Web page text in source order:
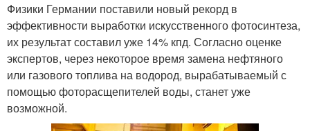
Физики Германии поставили новый рекорд в
эффективности выработки искусственного фотосинтеза,
их результат составил уже 14% кпд. Согласно оценке
экспертов, через некоторое время замена нефтяного
или газового топлива на водород, вырабатываемый с
помощью фоторасщепителей воды, станет уже
возможной.